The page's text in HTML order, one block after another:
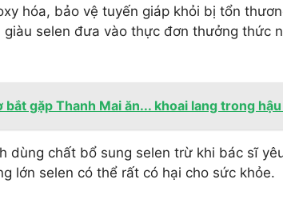
hóa, bảo vệ tuyến giáp khỏi bị tổn
selen đưa vào thực đơn thưởng thức
bắt gặp Thanh Mai ăn... khoai lang trong
dùng chất bổ sung selen trừ khi bác sĩ
lớn selen có thể rất có hại cho sức khỏe.